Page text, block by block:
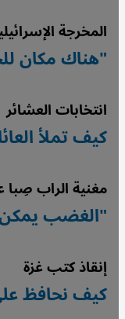
المخرجة
"هناك مكان
انتخابات العشائر
كيف تملأ
مغنية الراب صِبا
"الغضب يمكن
إنقاذ كتب غزة
كيف نحافظ